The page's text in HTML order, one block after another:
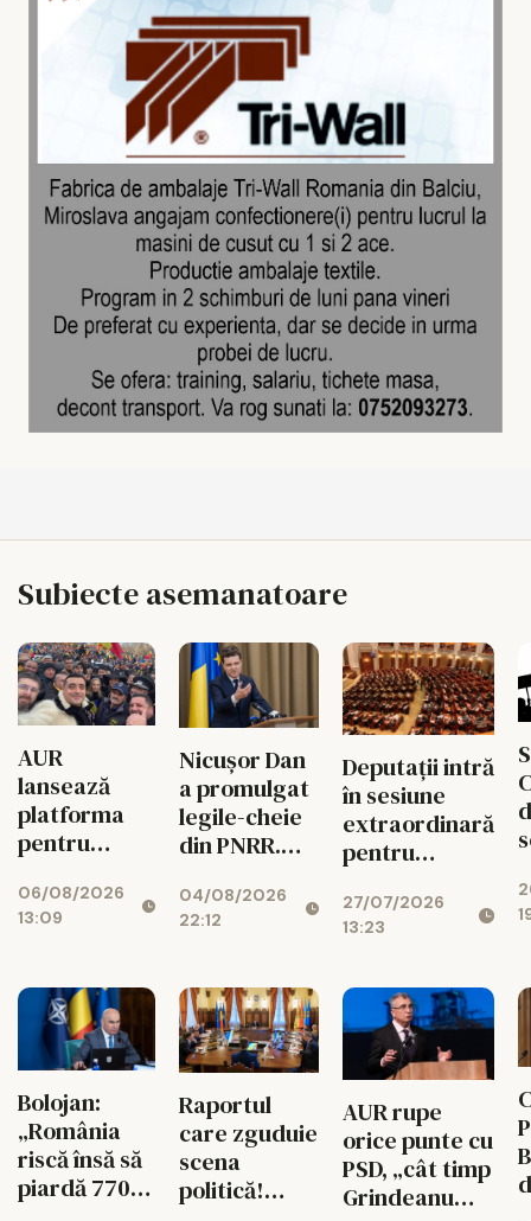
Subiecte asemanatoare
AUR
lansează
platforma
pentru
lui Nicușor
Dan
06/08/2026
13:09
Nicușor Dan
a promulgat
legile-cheie
din PNRR.
Urbanismului
intră în
04/08/2026
22:12
Deputații intră
în sesiune
extraordinară
pentru
banilor din
PNRR
27/07/2026
13:23
Bolojan:
„România
riscă însă să
piardă 770
Raportul
care zguduie
scena
politică!
AUR rupe
orice punte cu
PSD, „cât timp
Grindeanu